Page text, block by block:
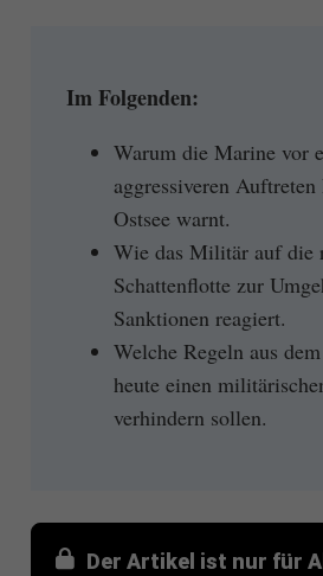
Im Folgenden:
Warum die Marine vor
aggressiveren
Ostsee warnt.
Wie das Militär auf die
Schattenflotte zur
Sanktionen reagiert.
Welche Regeln aus
heute einen
verhindern sollen.
Der Artikel ist nur für